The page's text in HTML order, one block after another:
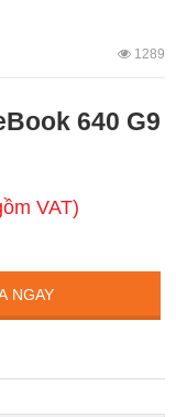
1289
640 G9
VAT)
NGAY